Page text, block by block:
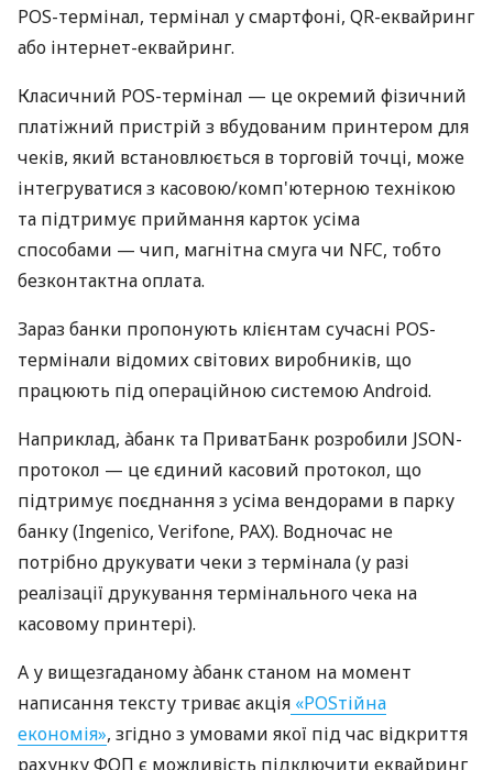
POS-термінал, термінал у смартфоні, QR-еквайринг
або інтернет-еквайринг.
Класичний POS-термінал — це окремий фізичний
платіжний пристрій з вбудованим принтером для
чеків, який встановлюється в торговій точці, може
інтегруватися з касовою/комп'ютерною технікою
та підтримує приймання карток усіма
способами — чип, магнітна смуга чи NFC, тобто
безконтактна оплата.
Зараз банки пропонують клієнтам сучасні POS-
термінали відомих світових виробників, що
працюють під операційною системою Android.
Наприклад, àбанк та ПриватБанк розробили JSON-
протокол — це єдиний касовий протокол, що
підтримує поєднання з усіма вендорами в парку
банку (Ingenico, Verifone, PAX). Водночас не
потрібно друкувати чеки з термінала (у разі
реалізації друкування термінального чека на
касовому принтері).
А у вищезгаданому àбанк станом на момент
написання тексту триває акція «POSтійна
економія», згідно з умовами якої під час відкриття
рахунку ФОП є можливість підключити еквайринг